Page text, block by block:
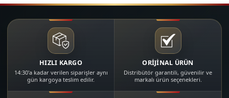
HIZLI KARGO
14:30'a kadar verilen siparişler aynı
gün kargoya teslim edilir.
ORİJİNAL ÜRÜN
Distribütör garantili, güvenilir ve
markalı ürün seçenekleri.